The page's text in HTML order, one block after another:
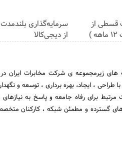
قسطی از
)
سرمایه‌گذاری
از دیجی‌کالا
زیرمجموعه ی شرکت مخابرات ایران در
طراحی ، ایجاد، بهره برداری ، توسعه و
گسترده و مطمئن شبکه ، کارکنان